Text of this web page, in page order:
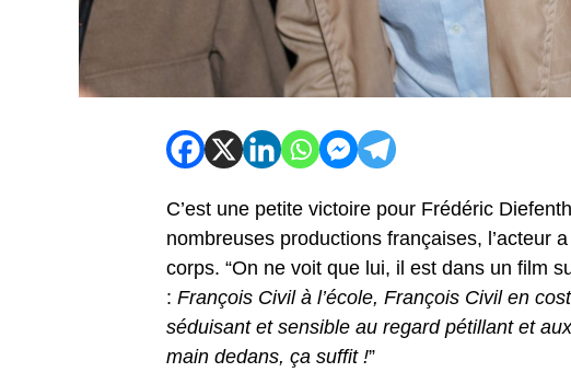
C’est une petite victoire pour Frédéric
nombreuses productions françaises, l’acteur
corps. “On ne voit que lui, il est dans un film
: François Civil à l’école, François Civil en
séduisant et sensible au regard pétillant et
main dedans, ça suffit !”